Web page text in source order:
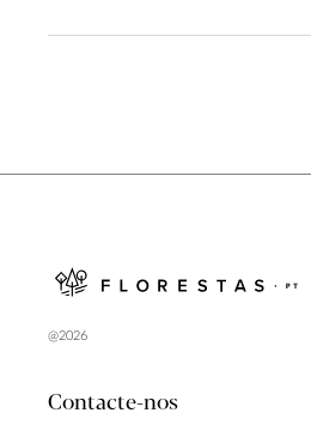
@2026
Contacte-nos